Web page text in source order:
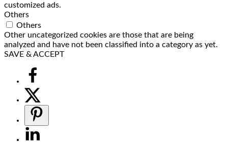
customized ads.
Others
Others
Other uncategorized cookies are those that are being
analyzed and have not been classified into a category as yet.
SAVE & ACCEPT